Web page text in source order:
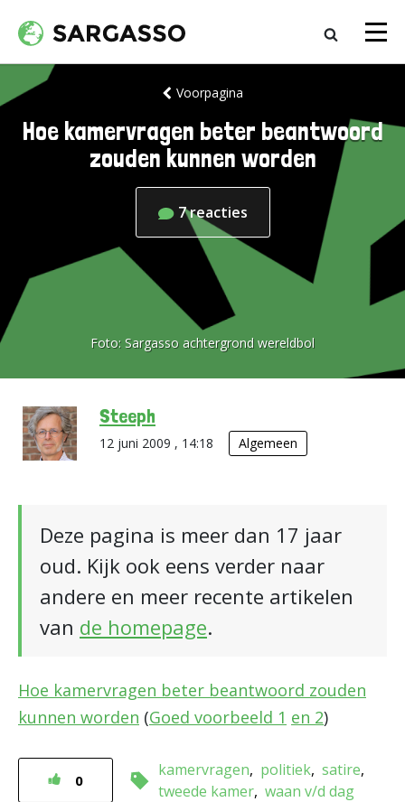
Voorpagina
Hoe kamervragen beter beantwoord
zouden kunnen worden
7reacties
Foto: Sargasso achtergrond wereldbol
Steeph
12 juni 2009 , 14:18 Algemeen
Deze pagina is meer dan 17 jaar
oud. Kijk ook eens verder naar
andere en meer recente artikelen
van de homepage.
Hoe kamervragen beter beantwoord zouden
kunnen worden (Goed voorbeeld 1 en 2)
0
kamervragen politiek satire
tweede kamer waan v/d dag